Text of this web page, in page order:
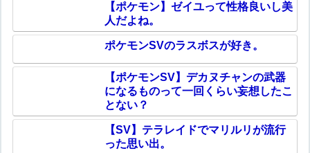
【ポケモン】ゼイユって性格良いし美
人だよね。
ポケモンSVのラスボスが好き。
【ポケモンSV】デカヌチャンの武器
になるものって一回くらい妄想したこ
とない？
【SV】テラレイドでマリルリが流行
った思い出。